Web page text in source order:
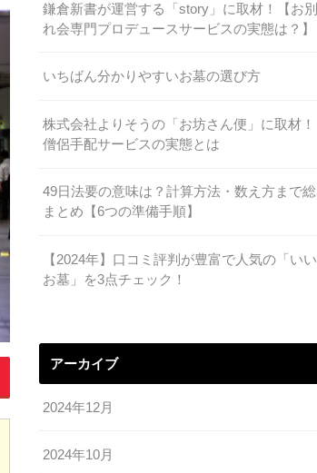
鎌倉新書が運営する「story」に取材！【お別
れ会専門プロデュースサービスの実態は？】
いちばん分かりやすいお墓の選び方
株式会社よりそうの「お坊さん便」に取材！
僧侶手配サービスの実態とは
49日法要の意味は？計算方法・数え方まで総
まとめ【6つの準備手順】
【2024年】口コミ評判が豊富で人気の「いい
お墓」を3点チェック！
アーカイブ
2024年12月
2024年10月